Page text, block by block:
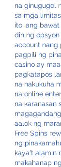
na ginugugol
sa mga
ito, ang
din ng
account nang
pagpili ng
casino ay
pagkatapos
na nakukuha
na online
na karanasan
aalok ng
Free Spins
ng
kaya't alamin
makahanap